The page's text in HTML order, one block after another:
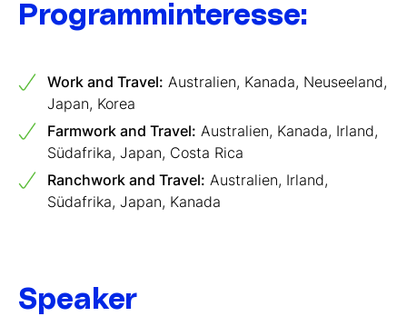
Programminteresse:
Work and Travel: Australien, Kanada, Neuseeland,
Japan, Korea
Farmwork and Travel: Australien, Kanada, Irland,
Südafrika, Japan, Costa Rica
Ranchwork and Travel: Australien, Irland,
Südafrika, Japan, Kanada
Speaker